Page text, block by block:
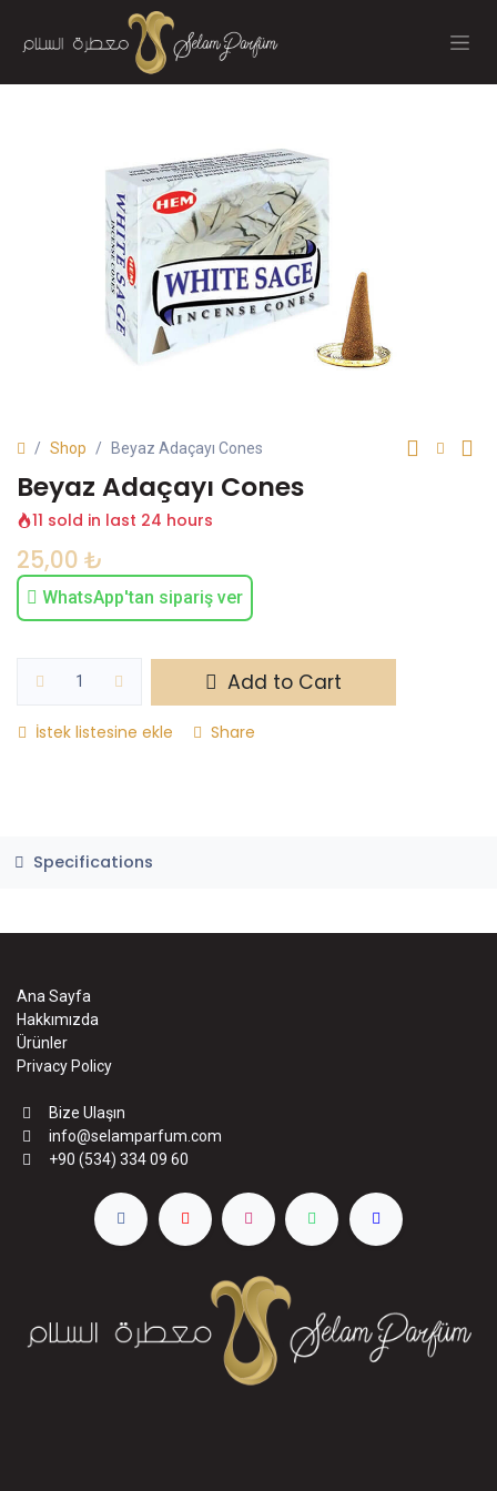
Shop Beyaz Adaçayı Cones
Beyaz Adaçayı Cones
11 sold in last 24 hours
25,00 ₺
WhatsApp'tan sipariş ver
Add to Cart
İstek listesine ekle Share
Specifications
Ana Sayfa
Hakkımızda
Ürünler
Privacy Policy
Bize Ulaşın
info@selamparfum.com
+90 (534) 334 09 60